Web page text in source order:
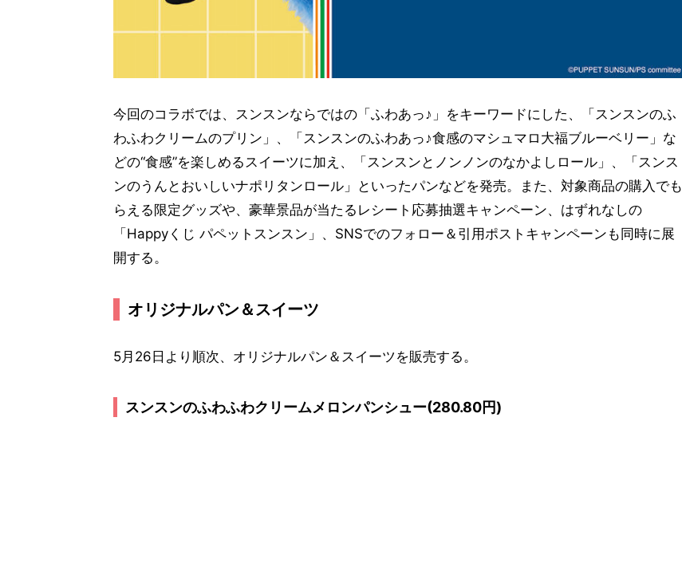
今回のコラボでは、スンスンならではの「ふわあっ♪」をキーワードにした、「スンスンのふ
わふわクリームのプリン」、「スンスンのふわあっ♪食感のマシュマロ大福ブルーベリー」な
どの“食感”を楽しめるスイーツに加え、「スンスンとノンノンのなかよしロール」、「スンス
ンのうんとおいしいナポリタンロール」といったパンなどを発売。また、対象商品の購入でも
らえる限定グッズや、豪華景品が当たるレシート応募抽選キャンペーン、はずれなしの
「Happyくじ パペットスンスン」、SNSでのフォロー＆引用ポストキャンペーンも同時に展
開する。
オリジナルパン＆スイーツ
5月26日より順次、オリジナルパン＆スイーツを販売する。
スンスンのふわふわクリームメロンパンシュー(280.80円)